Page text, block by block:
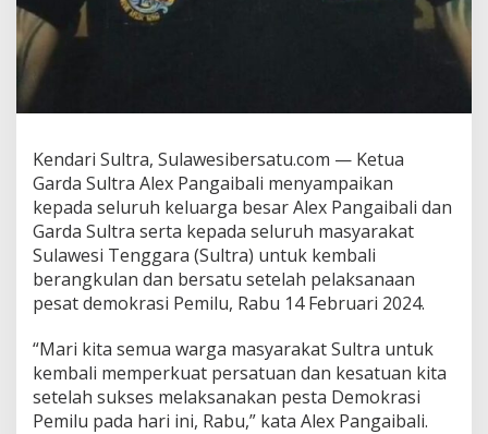
x
a
b
a
l
i
Kendari Sultra, Sulawesibersatu.com — Ketua
Garda Sultra Alex Pangaibali menyampaikan
kepada seluruh keluarga besar Alex Pangaibali dan
Garda Sultra serta kepada seluruh masyarakat
Sulawesi Tenggara (Sultra) untuk kembali
berangkulan dan bersatu setelah pelaksanaan
pesat demokrasi Pemilu, Rabu 14 Februari 2024.
“Mari kita semua warga masyarakat Sultra untuk
kembali memperkuat persatuan dan kesatuan kita
setelah sukses melaksanakan pesta Demokrasi
Pemilu pada hari ini, Rabu,” kata Alex Pangaibali.